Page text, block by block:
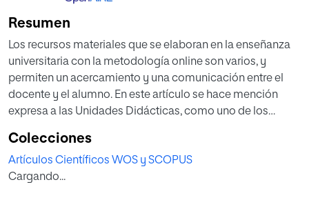
Resumen
Los recursos materiales que se elaboran en la enseñanza
universitaria con la metodología online son varios, y
permiten un acercamiento y una comunicación entre el
docente y el alumno. En este artículo se hace mención
expresa a las Unidades Didácticas, como uno de los
conocimiento y los contenidos de las asignaturas, en su
forma conceptual, procedimental y actitudinal, formando
parte del proceso de aprendizaje de alumnos
Colecciones
Artículos Científicos WOS y SCOPUS
Cargando...